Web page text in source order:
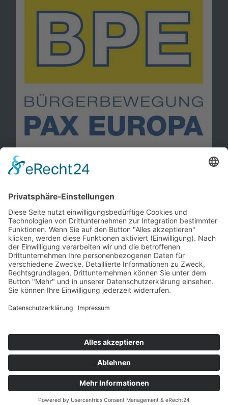
Kontakt
Mitglied werden!
Impressum
Datenschutz
Copyright 2023. All rights reserved.